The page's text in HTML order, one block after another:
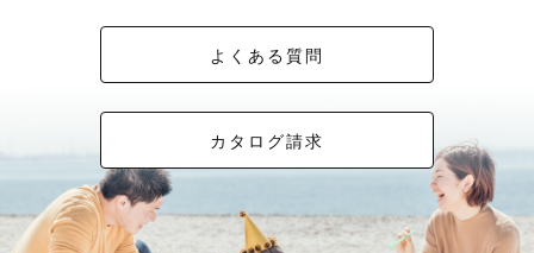
よくある質問
カタログ請求